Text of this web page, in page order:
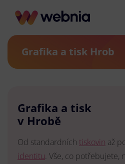
Grafika a tisk Hrob
Grafika a tisk
v Hrobě
Od standardních tiskovin až
identitu. Vše, co potřebujete,